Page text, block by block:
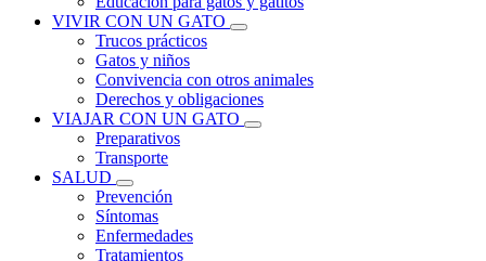
VIVIR CON UN GATO
Trucos prácticos
Gatos y niños
Convivencia con otros animales
Derechos y obligaciones
VIAJAR CON UN GATO
Preparativos
Transporte
SALUD
Prevención
Síntomas
Enfermedades
Tratamientos